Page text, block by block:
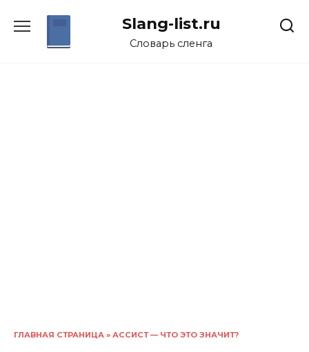
Slang-list.ru
Словарь сленга
ГЛАВНАЯ СТРАНИЦА » АССИСТ — ЧТО ЭТО ЗНАЧИТ?